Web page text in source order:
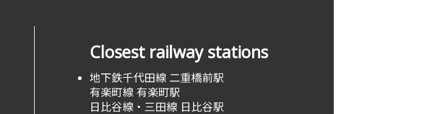
Closest railway stations
地下鉄千代田線 二重橋前駅
有楽町線 有楽町駅
日比谷線・三田線 日比谷駅